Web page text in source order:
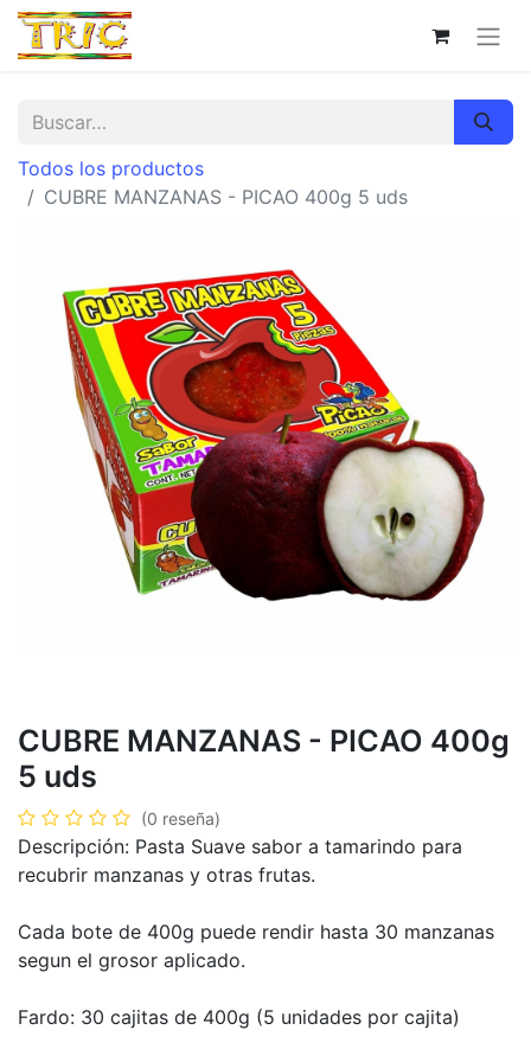
Todos los productos
CUBRE MANZANAS - PICAO 400g 5 uds
CUBRE MANZANAS - PICAO 400g
5 uds
(0 reseña)
Descripción: Pasta Suave sabor a tamarindo para
recubrir manzanas y otras frutas.
Cada bote de 400g puede rendir hasta 30 manzanas
segun el grosor aplicado.
Fardo: 30 cajitas de 400g (5 unidades por cajita)